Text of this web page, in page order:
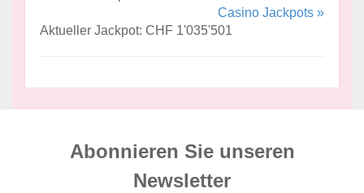
Casino Jackpots »
Aktueller Jackpot: CHF 1'035'501
Abonnieren Sie unseren
News­letter